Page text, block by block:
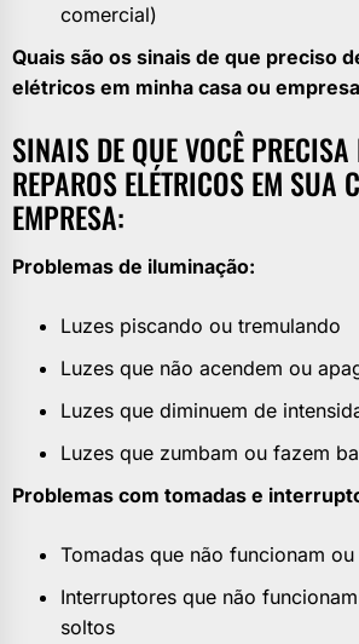
comercial)
Quais são os sinais de que preciso
elétricos em minha casa ou
SINAIS DE QUE VOCÊ PRECISA
REPAROS ELÉTRICOS EM SUA
EMPRESA:
Problemas de iluminação:
Luzes piscando ou tremulando
Luzes que não acendem ou
Luzes que diminuem de
Luzes que zumbam ou fazem
Problemas com tomadas e
Tomadas que não funcionam
Interruptores que não
soltos